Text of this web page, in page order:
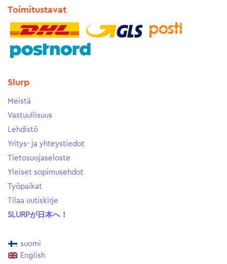
Toimitustavat
Slurp
Meistä
Vastuullisuus
Lehdistö
Yritys- ja yhteystiedot
Tietosuojaseloste
Yleiset sopimusehdot
Työpaikat
Tilaa uutiskirje
SLURPが日本へ！
suomi
English